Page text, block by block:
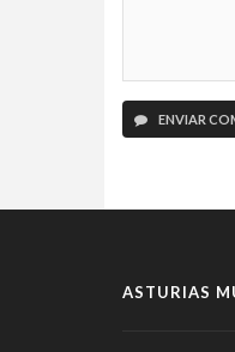
ENVIAR
ASTURIAS